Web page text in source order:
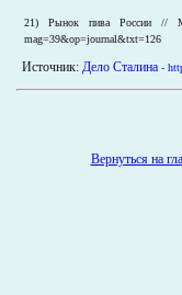
21) Рынок пива России //
mag=39&op=journal&txt=126
Источник: Дело Сталина -